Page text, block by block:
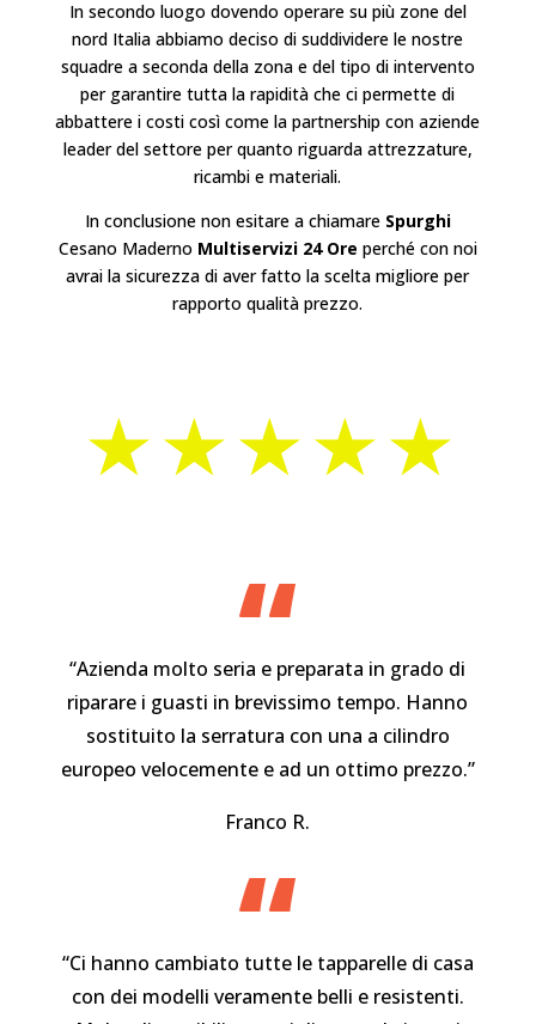
In secondo luogo dovendo operare su più zone del
nord Italia abbiamo deciso di suddividere le nostre
squadre a seconda della zona e del tipo di intervento
per garantire tutta la rapidità che ci permette di
abbattere i costi così come la partnership con aziende
leader del settore per quanto riguarda attrezzature,
ricambi e materiali.
In conclusione non esitare a chiamare Spurghi
Cesano Maderno Multiservizi 24 Ore perché con noi
avrai la sicurezza di aver fatto la scelta migliore per
rapporto qualità prezzo.
⋆⋆⋆⋆⋆
“
“Azienda molto seria e preparata in grado di
riparare i guasti in brevissimo tempo. Hanno
sostituito la serratura con una a cilindro
europeo velocemente e ad un ottimo prezzo.”
Franco R.
“
“Ci hanno cambiato tutte le tapparelle di casa
con dei modelli veramente belli e resistenti.